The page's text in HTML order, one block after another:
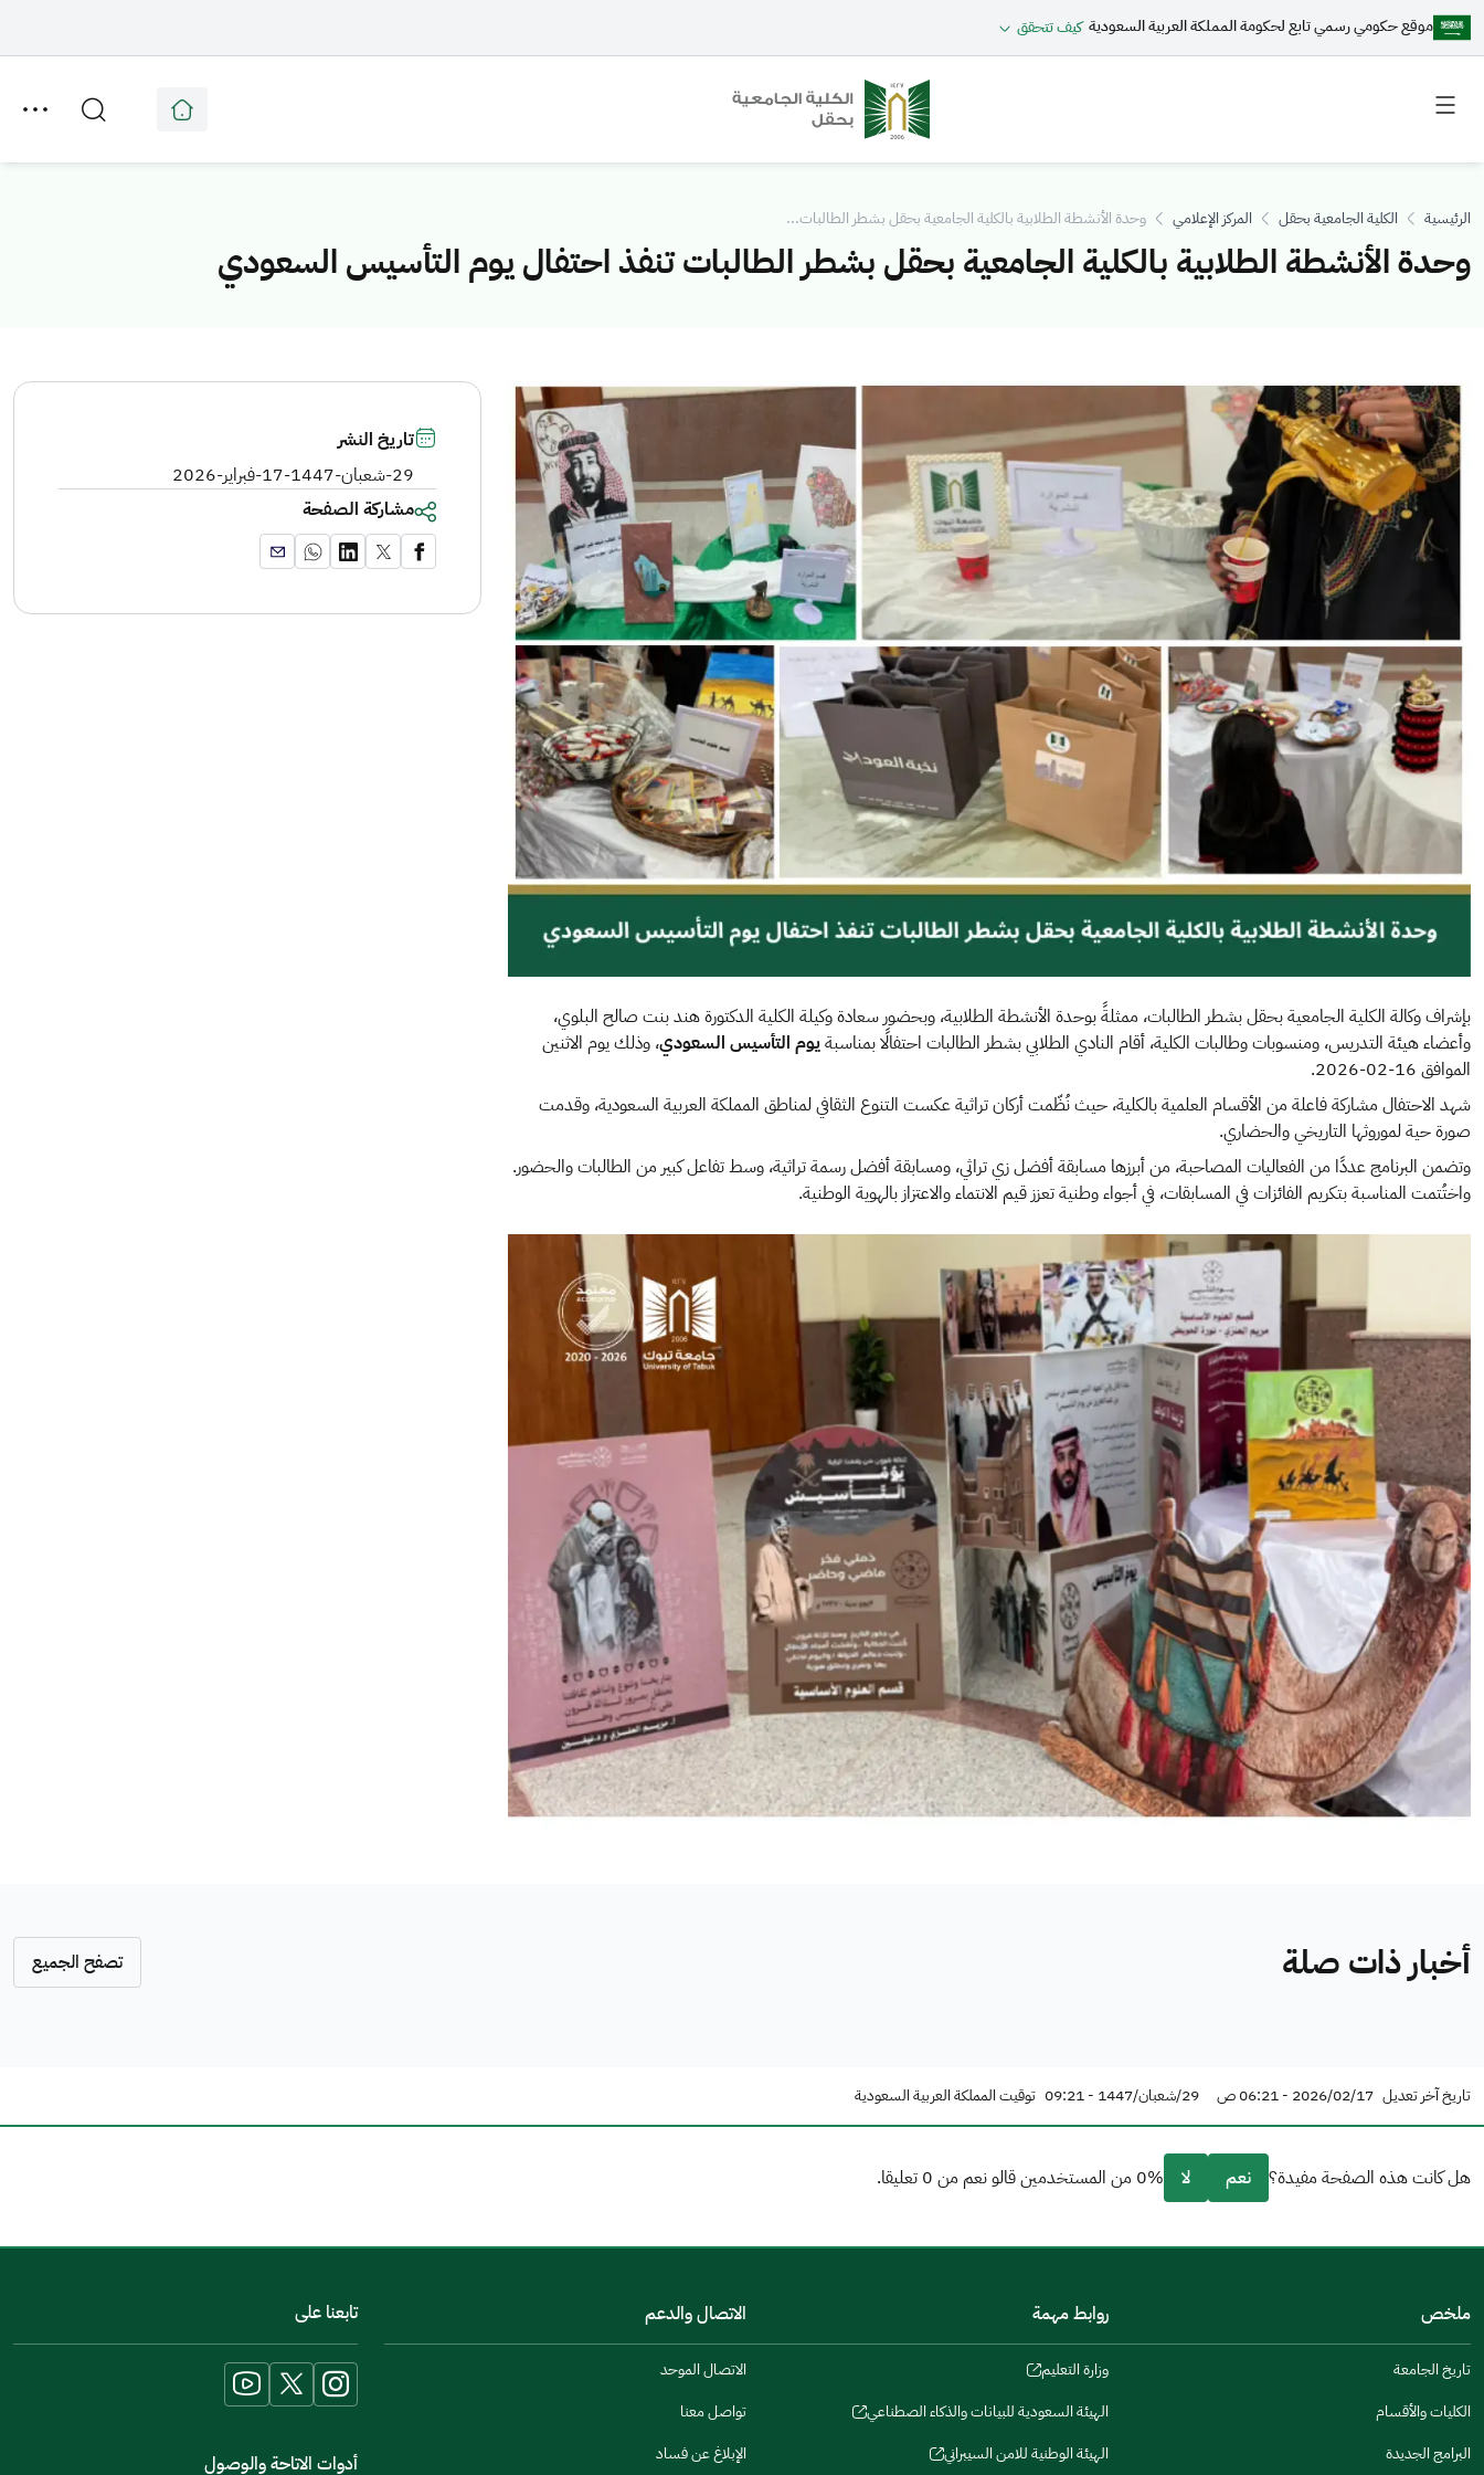
موقع حكومي رسمي تابع لحكومة المملكة العربية السعودية كيف تتحقق
Toggle
menu
Toggle
menu
الرئيسية الكلية الجامعية بحقل المركز الإعلامي وحدة الأنشطة الطلابية بالكلية الجامعية بحقل بشطر الطالبات...
وحدة الأنشطة الطلابية بالكلية الجامعية بحقل بشطر الطالبات تنفذ احتفال يوم التأسيس السعودي
الصورة
بإشراف وكالة الكلية الجامعية بحقل بشطر الطالبات، ممثلةً بوحدة الأنشطة الطلابية، وبحضور سعادة وكيلة الكلية الدكتورة هند بنت صالح البلوي،
وأعضاء هيئة التدريس، ومنسوبات وطالبات الكلية، أقام النادي الطلابي بشطر الطالبات احتفالًا بمناسبة يوم التأسيس السعودي، وذلك يوم الاثنين
الموافق 16-02-2026.
شهد الاحتفال مشاركة فاعلة من الأقسام العلمية بالكلية، حيث نُظّمت أركان تراثية عكست التنوع الثقافي لمناطق المملكة العربية السعودية، وقدمت
صورة حية لموروثها التاريخي والحضاري.
وتضمن البرنامج عددًا من الفعاليات المصاحبة، من أبرزها مسابقة أفضل زي تراثي، ومسابقة أفضل رسمة تراثية، وسط تفاعل كبير من الطالبات والحضور.
واختُتمت المناسبة بتكريم الفائزات في المسابقات، في أجواء وطنية تعزز قيم الانتماء والاعتزاز بالهوية الوطنية.
تاريخ النشر
29-شعبان-1447
-17-فبراير-2026
مشاركة الصفحة
أخبار ذات صلة تصفح الجميع
تاريخ آخر تعديل 2026/02/17 - 06:21 ص 29/شعبان/1447 - 09:21 توقيت المملكة العربية السعودية
هل كانت هذه الصفحة مفيدة؟ نعم لا 0% من المستخدمين قالو نعم من 0 تعليقا.
مكتوبة بشكل جيد
الإجابات كانت مرتبطة
تصميمه يجعله سهل القراءة
أخرى
اخبرنا عن تجربتك في هذه الخدمة ملخص
تاريخ الجامعة
الكليات والأقسام
البرامج الجديدة
روابط مهمة
وزارة التعليم
(opens
new
الهيئة السعودية للبيانات والذكاء الصطناعي
(opens
الهيئة الوطنية للامن السيبراني
(opens
الاتصال والدعم
الاتصال الموحد
تواصل معنا
الإبلاغ عن فساد
تابعنا على
أدوات الاتاحة والوصول